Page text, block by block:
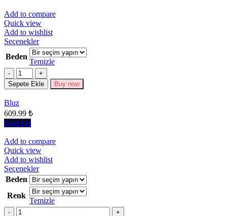
Add to compare
Quick view
Add to wishlist
SeçeneklerBu
ürünün
birden
fazla
varyasyonu
var.
Beden
Temizle
Miktar
Sepete Ekle Buy now
Bluz
609.99 ₺
Sold out
Add to compare
Quick view
Add to wishlist
SeçeneklerBu
ürünün
birden
fazla
varyasyonu
Beden
Renk
Temizle
Miktar